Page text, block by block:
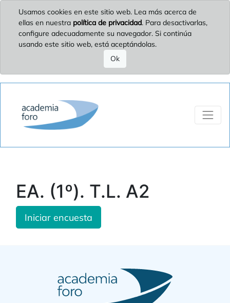
Usamos cookies en este sitio web. Lea más acerca de
ellas en nuestra política de privacidad. Para desactivarlas,
configure adecuadamente su navegador. Si continúa
usando este sitio web, está aceptándolas.
Ok
EA. (1º). T.L. A2
Iniciar encuesta